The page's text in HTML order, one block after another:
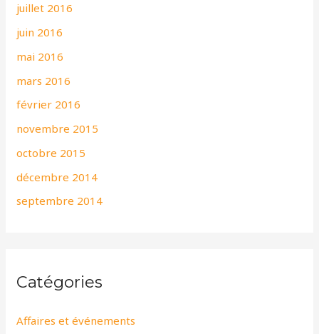
juillet 2016
juin 2016
mai 2016
mars 2016
février 2016
novembre 2015
octobre 2015
décembre 2014
septembre 2014
Catégories
Affaires et événements